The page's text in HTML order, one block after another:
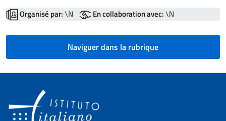
Organisé par:\N En collaboration avec:\N
Naviguer dans la rubrique